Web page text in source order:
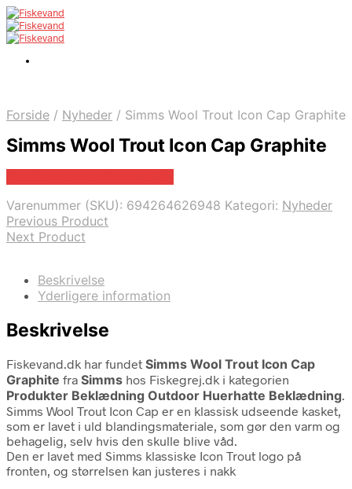
Forside / Nyheder / Simms Wool Trout Icon Cap Graphite
Simms Wool Trout Icon Cap Graphite
Varenummer (SKU): 694264626948 Kategori: Nyheder
Previous Product
Next Product
Beskrivelse
Yderligere information
Beskrivelse
Fiskevand.dk har fundet Simms Wool Trout Icon Cap
Graphite fra Simms hos Fiskegrej.dk i kategorien
Produkter Beklædning Outdoor Huerhatte Beklædning.
Simms Wool Trout Icon Cap er en klassisk udseende kasket,
som er lavet i uld blandingsmateriale, som gør den varm og
behagelig, selv hvis den skulle blive våd.
Den er lavet med Simms klassiske Icon Trout logo på
fronten, og størrelsen kan justeres i nakk